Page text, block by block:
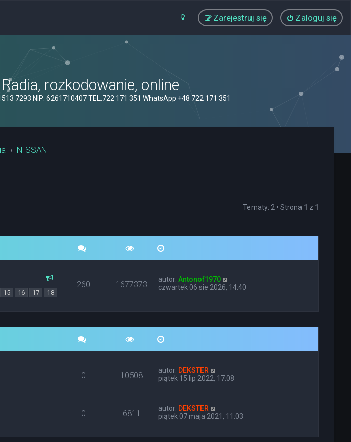
Zaloguj się
Zarejestruj się
rozkodowanie, online
7293 NIP: 6261710407 TEL.722 171 351 WhatsApp +48 722 171 351
NISSAN
Tematy: 2 • Strona 1 z 1
15 16 17 18
260 1677373 autor:Antonof1970
czwartek 06 sie 2026, 14:40
0 10508 autor: DEKSTER
piątek 15 lip 2022, 17:08
0 6811 autor: DEKSTER
piątek 07 maja 2021, 11:03